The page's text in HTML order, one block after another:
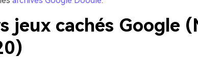
jeux cachés Google